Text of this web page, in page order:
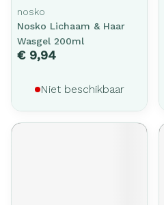
nosko
Nosko Lichaam & Haar
Wasgel 200ml
€ 9,94
Niet beschikbaar